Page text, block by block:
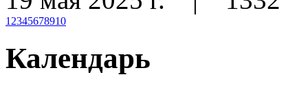
1 2345678910
Календарь